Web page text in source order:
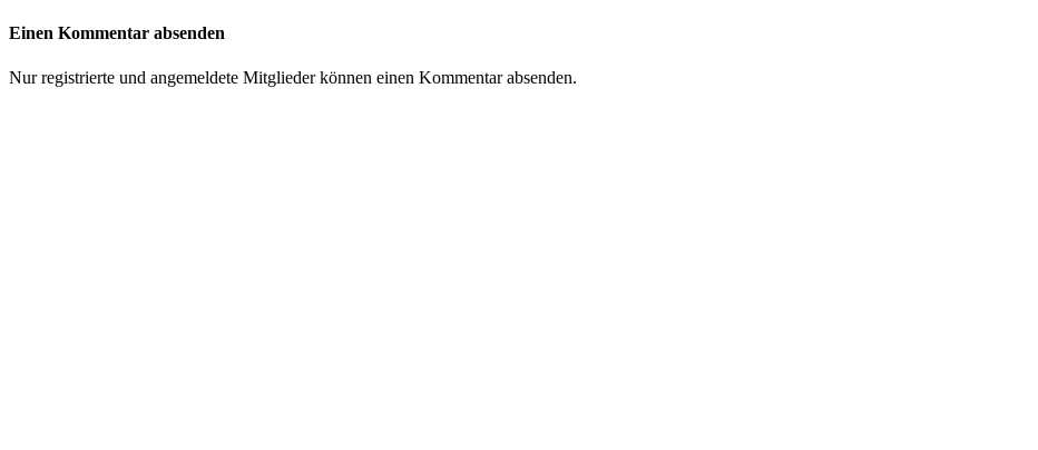
Einen Kommentar absenden
Nur registrierte und angemeldete Mitglieder können einen Kommentar absenden.